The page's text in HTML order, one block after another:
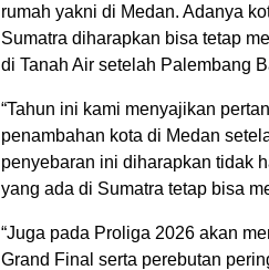
rumah yakni di Medan. Adanya
Sumatra diharapkan bisa tetap
di Tanah Air setelah Palembang
“Tahun ini kami menyajikan
penambahan kota di Medan
penyebaran ini diharapkan tidak
yang ada di Sumatra tetap bisa
“Juga pada Proliga 2026 akan
Grand Final serta perebutan